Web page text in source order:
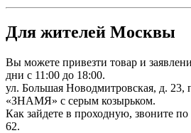
Для жителей Москвы
Вы можете привезти товар и
дни с 11:00 до 18:00.
ул. Большая Новодмитровская, д. 23,
«ЗНАМЯ» с серым козырьком.
Как зайдете в проходную, звоните
62.